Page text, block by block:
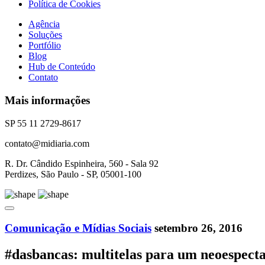
Política de Cookies
Agência
Soluções
Portfólio
Blog
Hub de Conteúdo
Contato
Mais informações
SP 55 11 2729-8617
contato@midiaria.com
R. Dr. Cândido Espinheira, 560 - Sala 92
Perdizes, São Paulo - SP, 05001-100
Comunicação e Mídias Sociais setembro 26, 2016
#dasbancas: multitelas para um